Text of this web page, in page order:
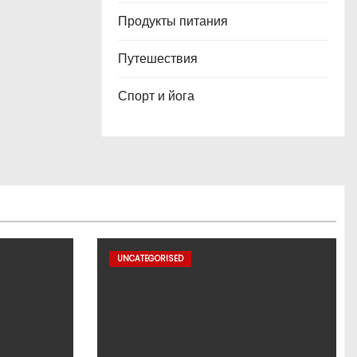
Продукты питания
Путешествия
Спорт и йога
UNCATEGORISED